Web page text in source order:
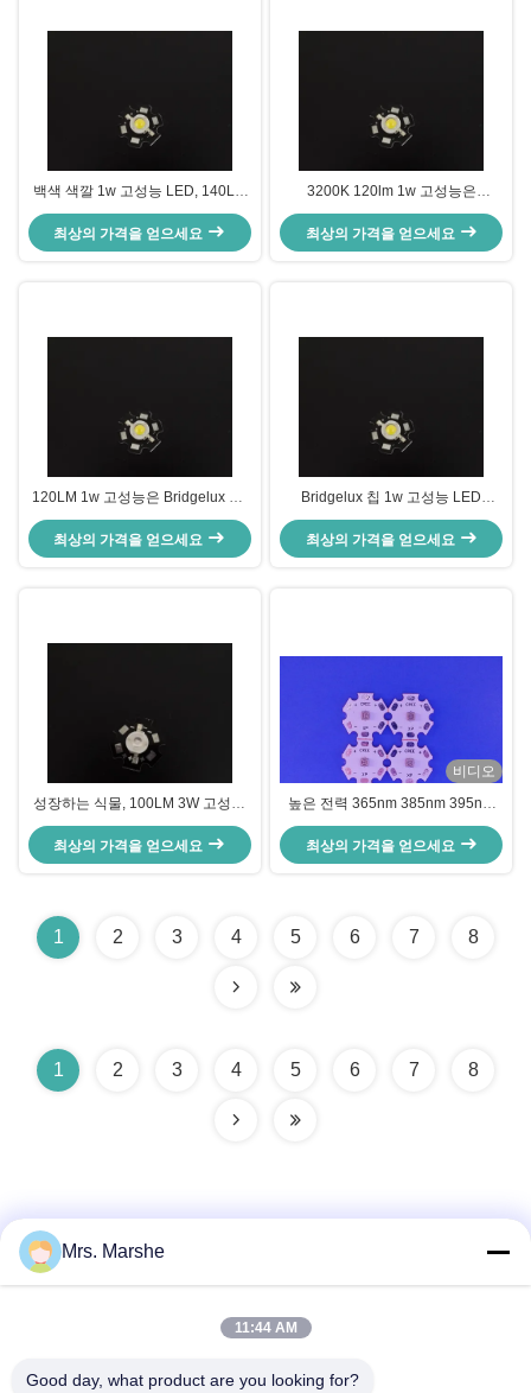
백색 색깔 1w 고성능 LED, 140LM
는 1w 고성능 Bridgelux 칩을 지도
했습니다
최상의 가격을 얻으세요
3200K 120lm 1w 고성능은
Bridgelux 칩 온난한 백색
14.8*7.9mm 크기를 지도했습니다
최상의 가격을 얻으세요
120LM 1w 고성능은 Bridgelux 칩,
온난한 백색을 가진 칩을 지도했습
니다
최상의 가격을 얻으세요
Bridgelux 칩 1w 고성능 LED
120lm - 130lm는을 위한 지도한 빛
을 대체합니다
최상의 가격을 얻으세요
성장하는 식물, 100LM 3W 고성능
을 위한 관례 1w 고성능 LED는 다
이오드 530NM를 지도했습니다
최상의 가격을 얻으세요
비디오
높은 전력 365nm 385nm 395nm
405nm UV LED CHIP 3535 LED
3W 5W 10W smd LED 칩
최상의 가격을 얻으세요
1 2 3 4 5 6 7 8
1 2 3 4 5 6 7 8
주소
Mrs. Marshe
11:44 AM
Good day, what product are you looking for?